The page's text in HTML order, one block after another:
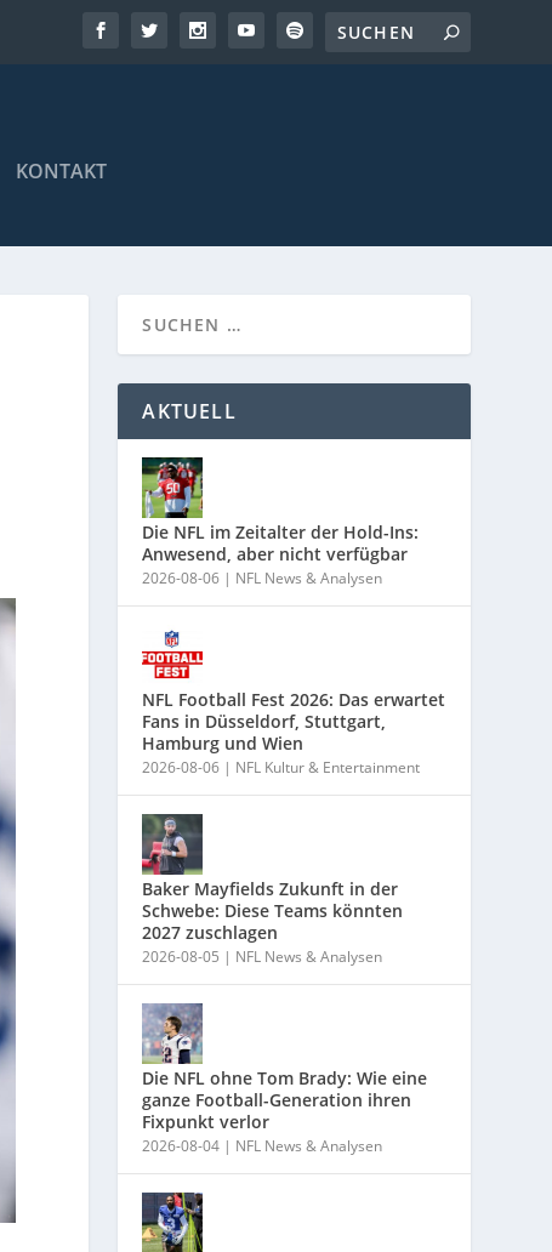
KONTAKT
AKTUELL
Die NFL im Zeitalter der Hold-Ins:
Anwesend, aber nicht verfügbar
2026-08-06 | NFL News & Analysen
NFL Football Fest 2026: Das erwartet
Fans in Düsseldorf, Stuttgart,
Hamburg und Wien
2026-08-06 | NFL Kultur & Entertainment
Baker Mayfields Zukunft in der
Schwebe: Diese Teams könnten
2027 zuschlagen
2026-08-05 | NFL News & Analysen
Die NFL ohne Tom Brady: Wie eine
ganze Football-Generation ihren
Fixpunkt verlor
2026-08-04 | NFL News & Analysen